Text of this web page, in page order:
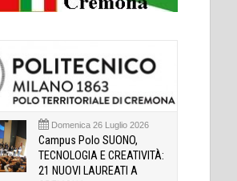
Domenica 26 Luglio 2026
Campus Polo SUONO,
TECNOLOGIA E CREATIVITÀ:
21 NUOVI LAUREATI A